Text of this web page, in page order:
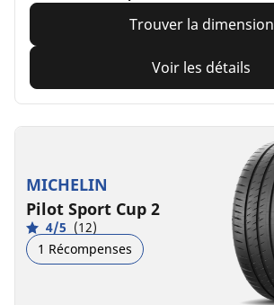
Trouver la dimension
Voir les détails
MICHELIN
Pilot Sport Cup 2
4/5 (12)
1 Récompenses